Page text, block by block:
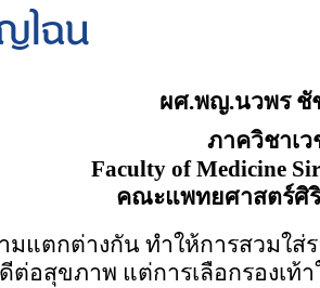
ไฉน
ผศ.พญ.นวพร
ภาควิชาเ
Faculty of Medicine
คณะแพทยศาสตร์ศิ
แตกต่างกัน ทำให้การสวมใส่ร
ต่อสุขภาพ แต่การเลือกรองเท้